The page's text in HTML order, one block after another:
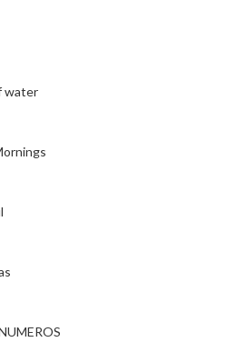
water